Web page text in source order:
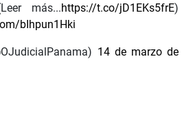
más...https://t.co/jD1EKs5frE)
bIhpun1Hki
14 de marzo de